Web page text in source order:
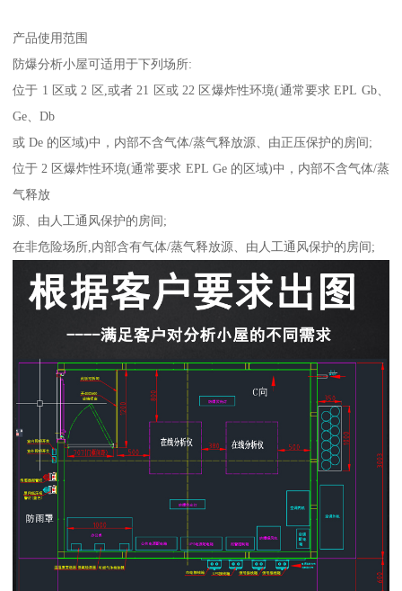
产品使用范围
防爆分析小屋可适用于下列场所:
位于 1 区或 2 区,或者 21 区或 22 区爆炸性环境(通常要求 EPL Gb、
Ge、Db
或 De 的区域)中，内部不含气体/蒸气释放源、由正压保护的房间;
位于 2 区爆炸性环境(通常要求 EPL Ge 的区域)中，内部不含气体/蒸
气释放
源、由人工通风保护的房间;
在非危险场所,内部含有气体/蒸气释放源、由人工通风保护的房间;